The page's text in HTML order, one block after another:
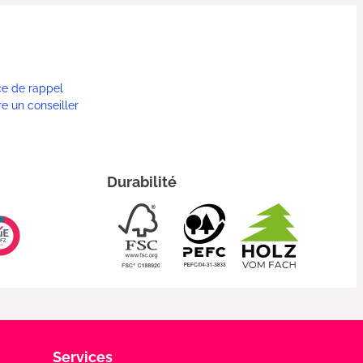
de rappel
un conseiller
Durabilité
Services